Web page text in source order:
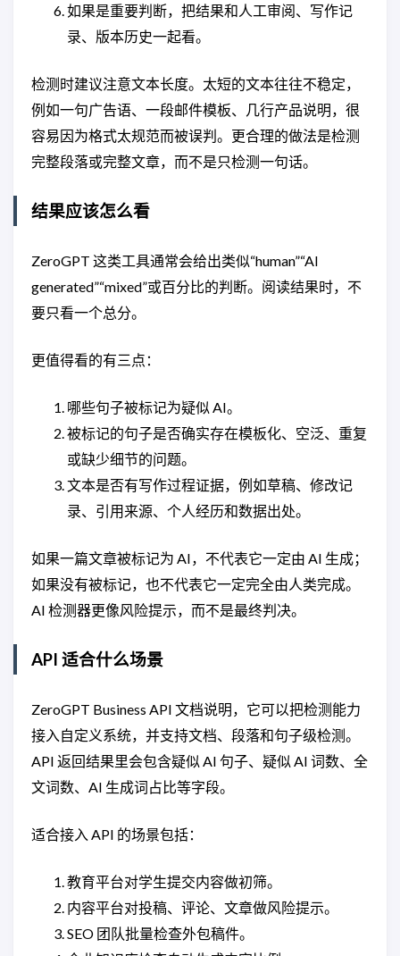
如果是重要判断，把结果和人工审阅、写作记
录、版本历史一起看。
检测时建议注意文本长度。太短的文本往往不稳定，
例如一句广告语、一段邮件模板、几行产品说明，很
容易因为格式太规范而被误判。更合理的做法是检测
完整段落或完整文章，而不是只检测一句话。
结果应该怎么看
ZeroGPT 这类工具通常会给出类似“human”“AI
generated”“mixed”或百分比的判断。阅读结果时，不
要只看一个总分。
更值得看的有三点：
哪些句子被标记为疑似 AI。
被标记的句子是否确实存在模板化、空泛、重复
或缺少细节的问题。
文本是否有写作过程证据，例如草稿、修改记
录、引用来源、个人经历和数据出处。
如果一篇文章被标记为 AI，不代表它一定由 AI 生成；
如果没有被标记，也不代表它一定完全由人类完成。
AI 检测器更像风险提示，而不是最终判决。
API 适合什么场景
ZeroGPT Business API 文档说明，它可以把检测能力
接入自定义系统，并支持文档、段落和句子级检测。
API 返回结果里会包含疑似 AI 句子、疑似 AI 词数、全
文词数、AI 生成词占比等字段。
适合接入 API 的场景包括：
教育平台对学生提交内容做初筛。
内容平台对投稿、评论、文章做风险提示。
SEO 团队批量检查外包稿件。